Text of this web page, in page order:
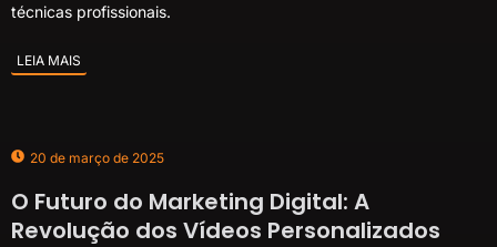
técnicas profissionais.
LEIA MAIS
20 de março de 2025
O Futuro do Marketing Digital: A
Revolução dos Vídeos Personalizados